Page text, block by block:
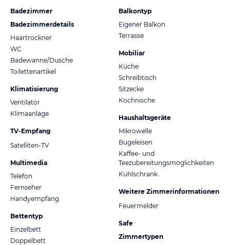
Badezimmer
Badezimmerdetails
Haartrockner
WC
Badewanne/Dusche
Toilettenartikel
Klimatisierung
Ventilator
Klimaanlage
TV-Empfang
Satelliten-TV
Multimedia
Telefon
Fernseher
Handyempfang
Bettentyp
Einzelbett
Doppelbett
Balkontyp
Eigener Balkon
Terrasse
Mobiliar
Küche
Schreibtisch
Sitzecke
Kochnische
Haushaltsgeräte
Mikrowelle
Bügeleisen
Kaffee- und
Teezubereitungsmöglichkeiten
Kühlschrank
Weitere Zimmerinformationen
Feuermelder
Safe
Zimmertypen